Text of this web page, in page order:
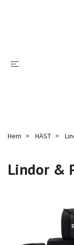
Hem HÄST
Lindor &